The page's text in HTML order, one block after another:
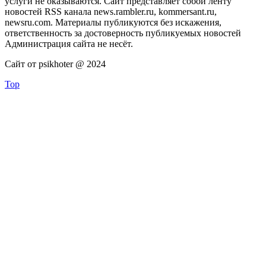
новостей RSS канала news.rambler.ru, kommersant.ru,
newsru.com. Материалы публикуются без искажения,
ответственность за достоверность публикуемых новостей
Администрация сайта не несёт.
Сайт от psikhoter @ 2024
Top